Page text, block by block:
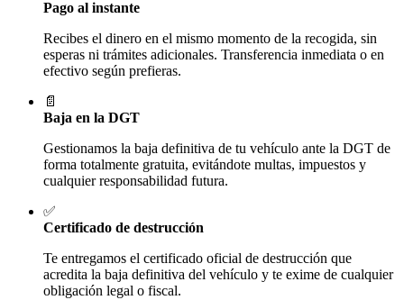
Pago al instante
Recibes el dinero en el mismo momento de la recogida, sin
esperas ni trámites adicionales. Transferencia inmediata o en
efectivo según prefieras.
📄
Baja en la DGT
Gestionamos la baja definitiva de tu vehículo ante la DGT de
forma totalmente gratuita, evitándote multas, impuestos y
cualquier responsabilidad futura.
✅
Certificado de destrucción
Te entregamos el certificado oficial de destrucción que
acredita la baja definitiva del vehículo y te exime de cualquier
obligación legal o fiscal.